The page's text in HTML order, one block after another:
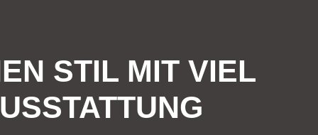
STIL MIT VIEL